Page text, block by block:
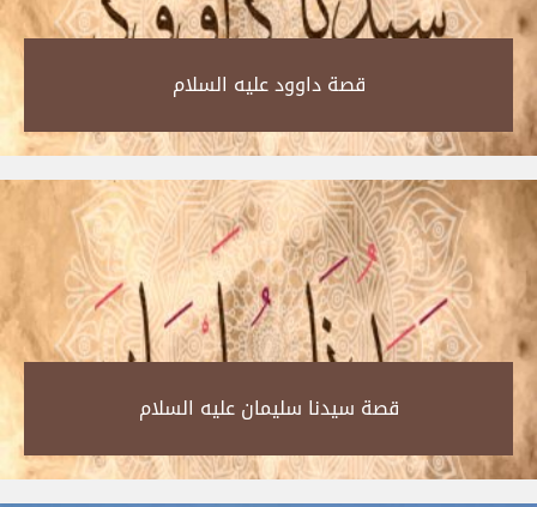
قصة داوود عليه السلام‎
قصة سيدنا سليمان عليه السلام‎